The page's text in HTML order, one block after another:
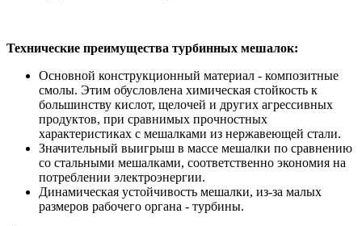
Технические преимущества турбинных мешалок:
Основной конструкционный материал - композитные
смолы. Этим обусловлена химическая стойкость к
большинству кислот, щелочей и других агрессивных
продуктов, при сравнимых прочностных
характеристиках с мешалками из нержавеющей стали.
Значительный выигрыш в массе мешалки по сравнению
со стальными мешалками, соответственно экономия на
потреблении электроэнергии.
Динамическая устойчивость мешалки, из-за малых
размеров рабочего органа - турбины.